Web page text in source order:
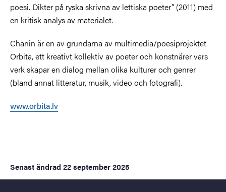
poesi. Dikter på ryska skrivna av lettiska poeter” (2011) med
en kritisk analys av materialet.
Chanin är en av grundarna av multimedia/poesiprojektet
Orbita, ett kreativt kollektiv av poeter och konstnärer vars
verk skapar en dialog mellan olika kulturer och genrer
(bland annat litteratur, musik, video och fotografi).
www.orbita.lv
Senast ändrad 22 september 2025